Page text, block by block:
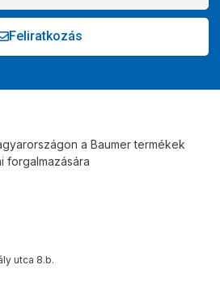
Feliratkozás
a Baumer termékek
forgalmazására
utca 8.b.